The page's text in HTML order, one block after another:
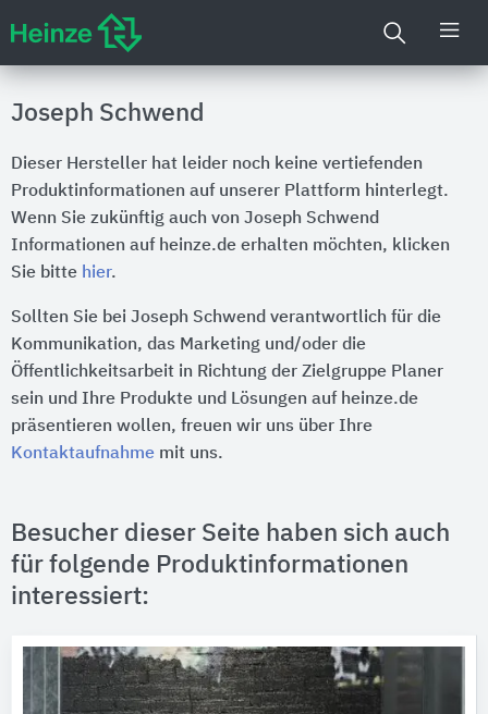
Joseph Schwend
Dieser Hersteller hat leider noch keine vertiefenden
Produktinformationen auf unserer Plattform hinterlegt.
Wenn Sie zukünftig auch von Joseph Schwend
Informationen auf heinze.de erhalten möchten, klicken
Sie bitte hier.
Sollten Sie bei Joseph Schwend verantwortlich für die
Kommunikation, das Marketing und/oder die
Öffentlichkeitsarbeit in Richtung der Zielgruppe Planer
sein und Ihre Produkte und Lösungen auf heinze.de
präsentieren wollen, freuen wir uns über Ihre
Kontaktaufnahme mit uns.
Besucher dieser Seite haben sich auch
für folgende Produktinformationen
interessiert: